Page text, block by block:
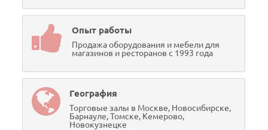
Опыт работы
Продажа оборудования и мебели для
магазинов и ресторанов с 1993 года
География
Торговые залы в Москве, Новосибирске,
Барнауле, Томске, Кемерово,
Новокузнецке